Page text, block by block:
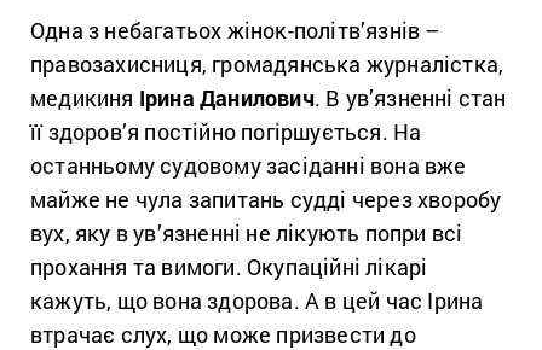
Одна з небагатьох жінок-політв’язнів –
правозахисниця, громадянська журналістка,
медикиня Ірина Данилович. В ув’язненні стан
її здоров’я постійно погіршується. На
останньому судовому засіданні вона вже
майже не чула запитань судді через хворобу
вух, яку в ув’язненні не лікують попри всі
прохання та вимоги. Окупаційні лікарі
кажуть, що вона здорова. А в цей час Ірина
втрачає слух, що може призвести до